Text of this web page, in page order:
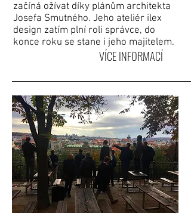
VÍCE INFORMACÍ
začíná ožívat díky plánům architekta
Josefa Smutného. Jeho ateliér ilex
design zatím plní roli správce, do
konce roku se stane i jeho majitelem.